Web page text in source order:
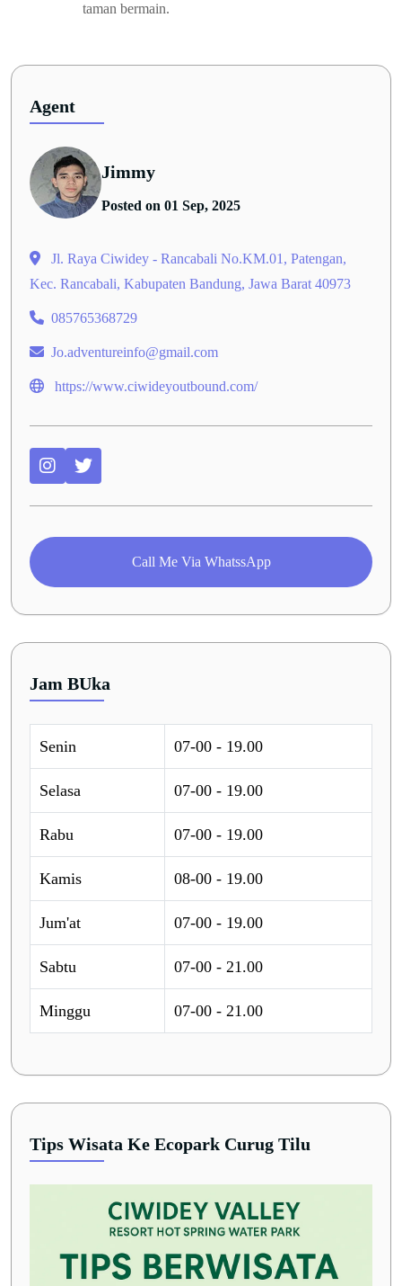
taman bermain.
Agent
Jimmy
Posted on 01 Sep, 2025
Jl. Raya Ciwidey - Rancabali No.KM.01, Patengan,
Kec. Rancabali, Kabupaten Bandung, Jawa Barat 40973
085765368729
Jo.adventureinfo@gmail.com
https://www.ciwideyoutbound.com/
Call Me Via WhatssApp
Jam BUka
Senin 07-00 - 19.00
Selasa 07-00 - 19.00
Rabu 07-00 - 19.00
Kamis 08-00 - 19.00
Jum'at 07-00 - 19.00
Sabtu 07-00 - 21.00
Minggu 07-00 - 21.00
Tips Wisata Ke Ecopark Curug Tilu